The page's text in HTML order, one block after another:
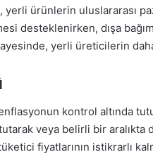
ürünlerin uluslararası
desteklenirken, dışa
yerli üreticilerin
kontrol altında
veya belirli bir aralıkta
fiyatlarının istikrarlı